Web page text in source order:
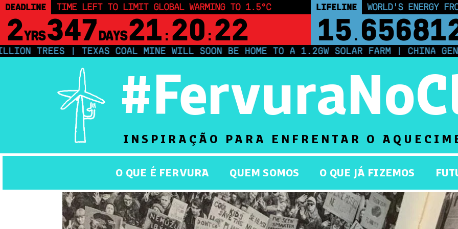
DEADLINE TIME LEFT TO LIMIT GLOBAL WARMING TO 1.5°C
2YRS347DAYS21 : 20 : 21
LIFELINE LAND PROTECTED BY
TREES | TEXAS COAL MINE WILL SOON BE HOME TO A 1.2GW SOLAR FARM | CHINA
INSPIRAÇÃO PARA ENFRENTAR O
O QUE É FERVURA QUEM SOMOS O QUE JÁ FIZEMOS